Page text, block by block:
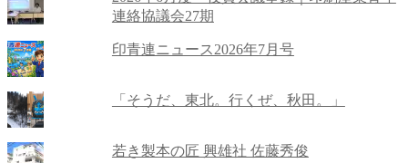
連絡協議会27期
印青連ニュース2026年7月号
「そうだ、東北。行くぜ、秋田。」
若き製本の匠 興雄社 佐藤秀俊